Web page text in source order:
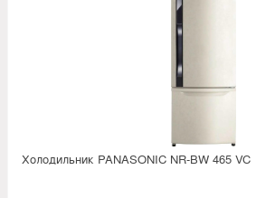
Холодильник PANASONIC NR-BW 465 VC